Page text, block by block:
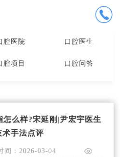
腔医院 口腔医生
腔项目 口腔问答
么样?宋延刚|尹宏宇医生
术手法点评
间：2026-03-04